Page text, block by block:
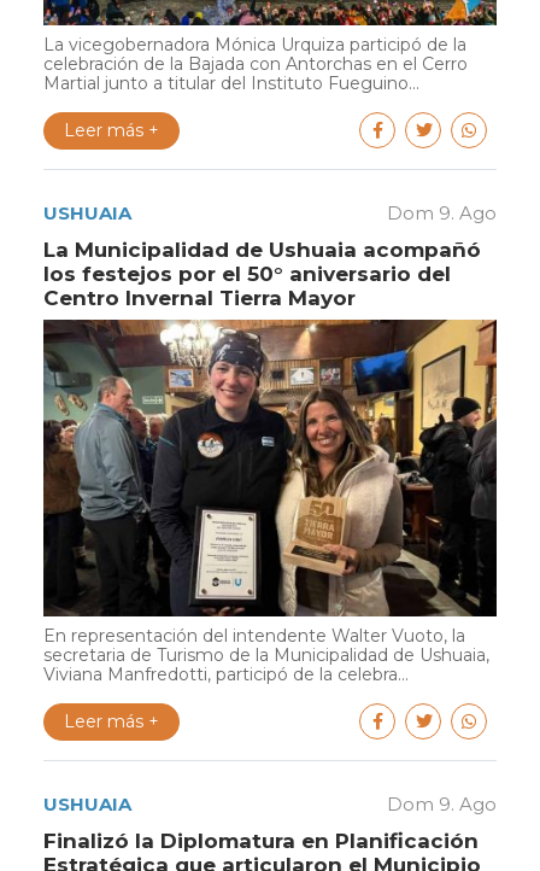
La vicegobernadora Mónica Urquiza participó de la
celebración de la Bajada con Antorchas en el Cerro
Martial junto a titular del Instituto Fueguino...
Leer más +
USHUAIA Dom 9. Ago
La Municipalidad de Ushuaia acompañó
los festejos por el 50° aniversario del
Centro Invernal Tierra Mayor
En representación del intendente Walter Vuoto, la
secretaria de Turismo de la Municipalidad de Ushuaia,
Viviana Manfredotti, participó de la celebra...
Leer más +
USHUAIA Dom 9. Ago
Finalizó la Diplomatura en Planificación
Estratégica que articularon el Municipio